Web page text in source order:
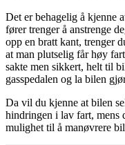
Det er behagelig å kjenne
fører trenger å anstrenge
opp en bratt kant, trenger
at man plutselig får høy
sakte men sikkert, helt til
gasspedalen og la bilen
Da vil du kjenne at bilen
hindringen i lav fart, mens
mulighet til å manøvrere